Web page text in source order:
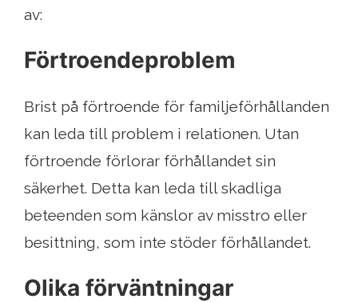
av:
Förtroendeproblem
Brist på förtroende för familjeförhållanden
kan leda till problem i relationen. Utan
förtroende förlorar förhållandet sin
säkerhet. Detta kan leda till skadliga
beteenden som känslor av misstro eller
besittning, som inte stöder förhållandet.
Olika förväntningar